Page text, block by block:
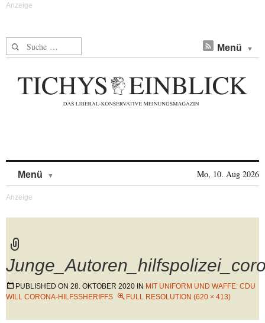
Suche nach: Menü
Menü Mo, 10. Aug 2026
PUBLISHED ON 28. OKTOBER 2020 IN MIT UNIFORM UND WAFFE: CDU
WILL CORONA-HILFSSHERIFFS
FULL RESOLUTION (620 × 413)